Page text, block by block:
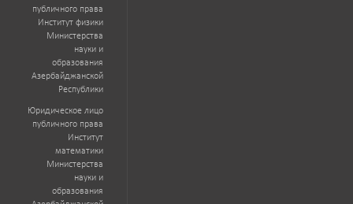
публичного права
Институт физики
Министерства
науки и
образования
Азербайджанской
Республики
Юридическое лицо
публичного права
Институт
математики
Министерства
науки и
образования